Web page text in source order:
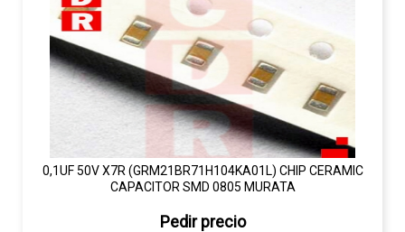
0,1UF 50V X7R (GRM21BR71H104KA01L) CHIP CERAMIC
CAPACITOR SMD 0805 MURATA
Pedir precio